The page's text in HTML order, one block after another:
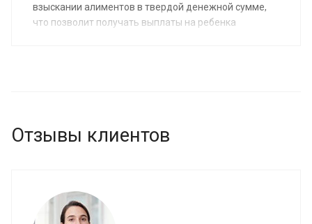
взыскании алиментов в твердой денежной сумме,
что позволит получать выплаты на ребенка
Отзывы клиентов